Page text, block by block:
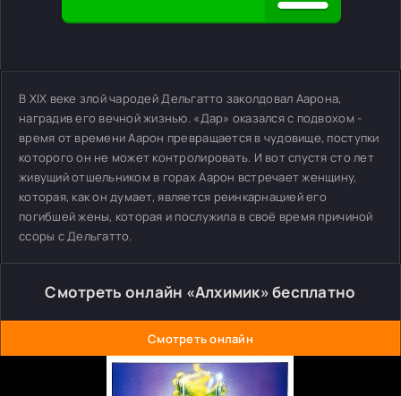
В XIX веке злой чародей Дельгатто заколдовал Аарона,
наградив его вечной жизнью. «Дар» оказался с подвохом -
время от времени Аарон превращается в чудовище, поступки
которого он не может контролировать. И вот спустя сто лет
живущий отшельником в горах Аарон встречает женщину,
которая, как он думает, является реинкарнацией его
погибшей жены, которая и послужила в своё время причиной
ссоры с Дельгатто.
Смотреть онлайн «Алхимик» бесплатно
Смотреть онлайн